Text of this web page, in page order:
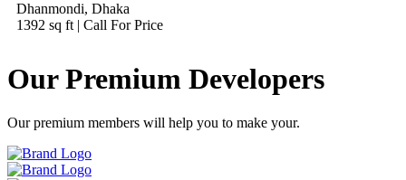
Dhanmondi, Dhaka
1392 sq ft | Call For Price
Our Premium Developers
Our premium members will help you to make your.